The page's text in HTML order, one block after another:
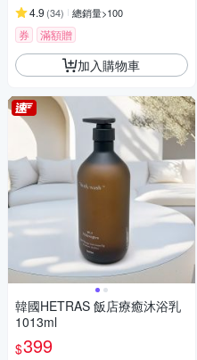
4.9 (34) 總銷量>100
券 滿額贈
加入購物車
韓國HETRAS 飯店療癒沐浴乳
1013ml
$399